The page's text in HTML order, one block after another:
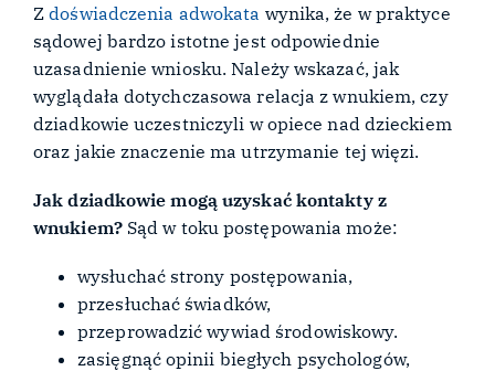
Zdoświadczenia adwokata wynika, że w praktyce
sądowej bardzo istotne jest odpowiednie
uzasadnienie wniosku. Należy wskazać, jak
wyglądała dotychczasowa relacja z wnukiem, czy
dziadkowie uczestniczyli w opiece nad dzieckiem
oraz jakie znaczenie ma utrzymanie tej więzi.
Jak dziadkowie mogą uzyskać kontakty z
wnukiem? Sąd w toku postępowania może:
wysłuchać strony postępowania,
przesłuchać świadków,
przeprowadzić wywiad środowiskowy.
zasięgnąć opinii biegłych psychologów,